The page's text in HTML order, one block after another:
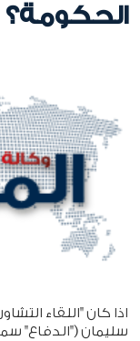
الحكومة؟
اذا كان "اللقاء
سليمان ("الدفاع"